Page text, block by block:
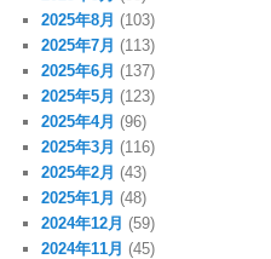
2025年8月 (103)
2025年7月 (113)
2025年6月 (137)
2025年5月 (123)
2025年4月 (96)
2025年3月 (116)
2025年2月 (43)
2025年1月 (48)
2024年12月 (59)
2024年11月 (45)